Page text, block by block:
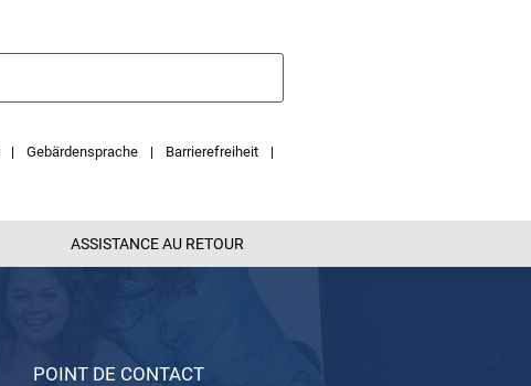
Gebärdensprache Barrierefreiheit
ASSISTANCE AU RETOUR
POINT DE CONTACT